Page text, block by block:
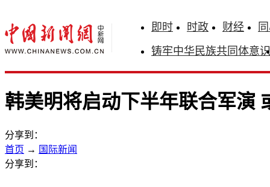
即时 时政 财经
铸牢中华民族共同体意识
韩美明将启动下半年联合军演
分享到：
首页 → 国际新闻
分享到：